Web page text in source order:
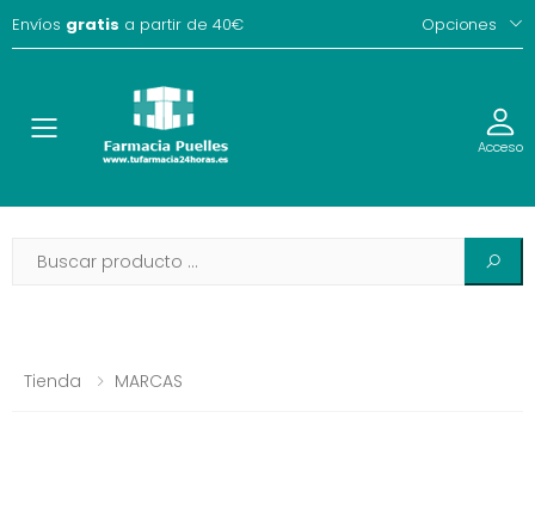
Envíos gratis a partir de 40€ Opciones
Toggle Acceso
Tienda MARCAS